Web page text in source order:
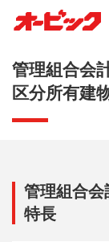
管理組合会
区分所有建
管理組合会
特長